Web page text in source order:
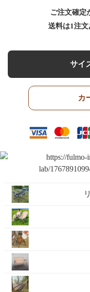
ご注文確定
送料は1注文
サイ
カ